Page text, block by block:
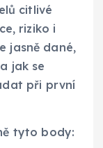
citlivé
riziko i
jasně dané,
jak se
při první
tyto body: